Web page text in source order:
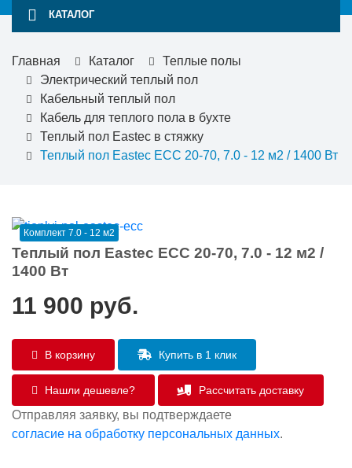
КАТАЛОГ
Главная Каталог
Теплые полы
Электрический теплый пол
Кабельный теплый пол
Кабель для теплого пола в бухте
Теплый пол Eastec в стяжку
Теплый пол Eastec ECC 20-70, 7.0 - 12 м2 / 1400 Вт
Комплект 7.0 - 12 м2
Теплый пол Eastec ECC 20-70, 7.0 - 12 м2 /
1400 Вт
11 900 руб.
В корзину Купить в 1 клик
Нашли дешевле? Рассчитать доставку
Отправляя заявку, вы подтверждаете
согласие на обработку персональных данных.